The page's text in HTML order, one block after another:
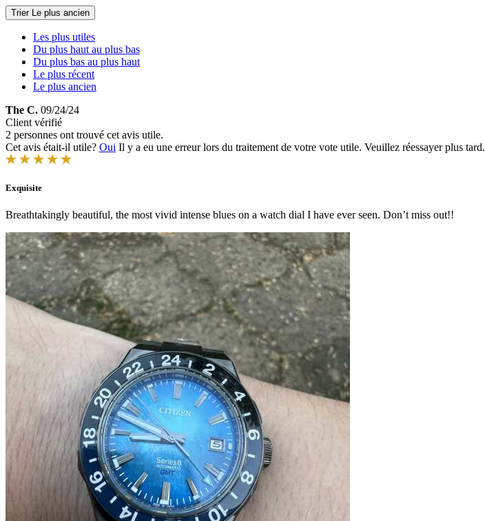
Trier Le plus ancien
Les plus utiles
Du plus haut au plus bas
Du plus bas au plus haut
Le plus récent
Le plus ancien
The C. 09/24/24
Client vérifié
2 personnes ont trouvé cet avis utile.
Cet avis était-il utile? Oui Il y a eu une erreur lors du traitement de votre vote utile. Veuillez réessayer plus tard.
Exquisite
Breathtakingly beautiful, the most vivid intense blues on a watch dial I have ever seen. Don’t miss out!!